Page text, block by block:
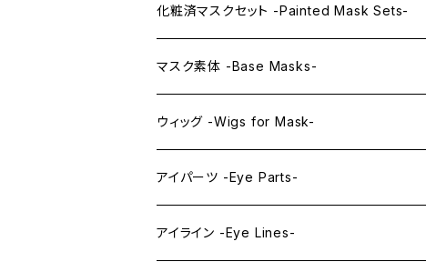
KAWAII PREMIUM Mask & Wig Sets
プレミアムマスク素体-Premium base masks-
プレミアムウィッグ -Premium Wigs-
プレミアムレンズアイ -Premium Lens eye-
化粧済マスクセット -Painted Mask Sets-
KAWAII EX series
KAWAII series
IDOL series
PRINCESS series
マスク素体 -Base Masks-
アニメマスク -Anime Masks-
ドールマスク -Doll Masks-
ウィッグ -Wigs for Mask-
ロング -Long-
ミドル -Middle-
アイパーツ -Eye Parts-
レンズアイ -Lens Eyes-
アイライン -Eye Lines-